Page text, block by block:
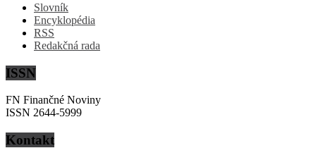
Slovník
Encyklopédia
RSS
Redakčná rada
ISSN
FN Finančné Noviny
ISSN 2644-5999
Kontakt